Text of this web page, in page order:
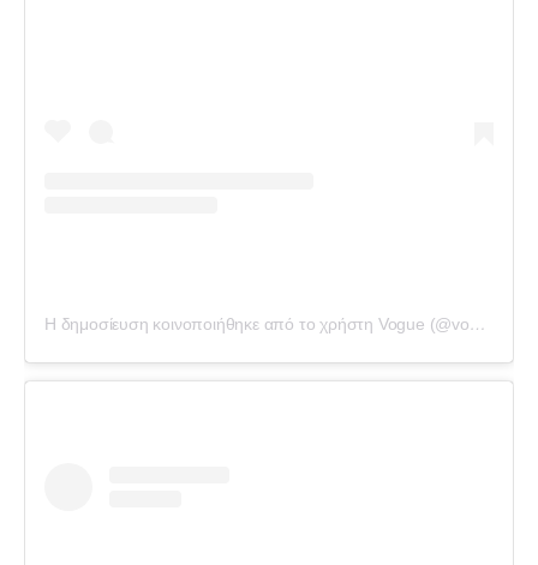
Η δημοσίευση κοινοποιήθηκε από το χρήστη Vogue (@voguemagazine)